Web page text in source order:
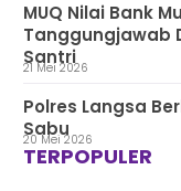
MUQ Nilai Bank
Tanggungjawab
Santri
21 Mei 2026
Polres Langsa
Sabu20 Mei 2026
TERPOPULER